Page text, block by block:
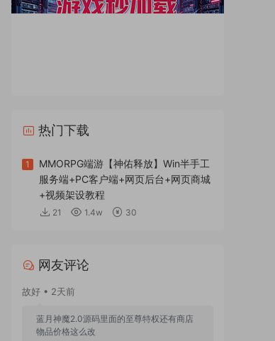
热门下载
1
MMORPG端游【神佑释放】Win半手工
服务端+PC客户端+网页后台+网页商城
+视频架设教程
21 1.4w 30
网友评论
故好 • 2天前
蓝月神魔2.0源码里面的至尊特权还有商店
物品价格这么改